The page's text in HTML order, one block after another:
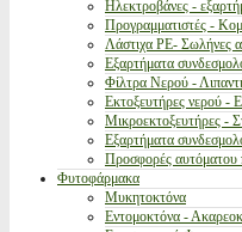
Ηλεκτροβάνες -
Προγραμματιστές -
Λάστιχα PE- Σωλήνες
Εξαρτήματα
Φίλτρα Νερού -
Εκτοξευτήρες νερού -
Μικροεκτοξευτήρες -
Εξαρτήματα
Προσφορές αυτόματου
Φυτοφάρμακα
Μυκητοκτόνα
Εντομοκτόνα -